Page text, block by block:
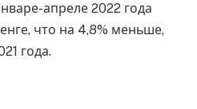
апреле 2022 года
что на 4,8% меньше,
года.